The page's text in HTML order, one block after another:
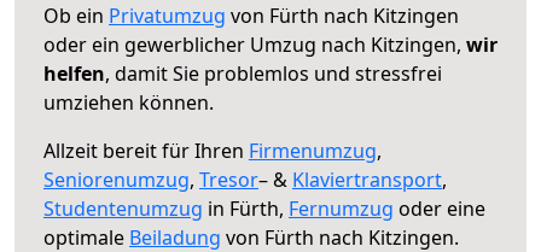
Ob ein Privatumzug von Fürth nach Kitzingen
oder ein gewerblicher Umzug nach Kitzingen, wir
helfen, damit Sie problemlos und stressfrei
umziehen können.
Allzeit bereit für Ihren Firmenumzug,
Seniorenumzug, Tresor– & Klaviertransport,
Studentenumzug in Fürth, Fernumzug oder eine
optimale Beiladung von Fürth nach Kitzingen.